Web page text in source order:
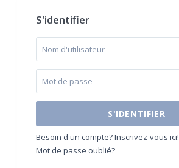
S'identifier
S'IDENTIFIER
Besoin d'un compte? Inscrivez-vous ici!
Mot de passe oublié?